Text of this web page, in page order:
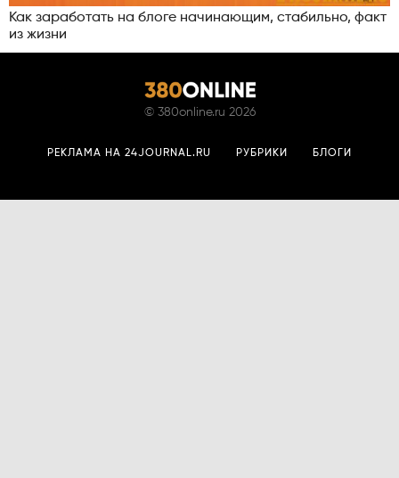
Как заработать на блоге начинающим, стабильно, факт
из жизни
© 380online.ru 2026
РЕКЛАМА НА 24JOURNAL.RU РУБРИКИ БЛОГИ